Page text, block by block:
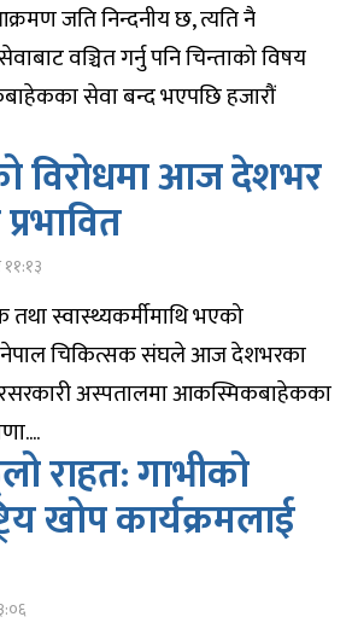
जति निन्दनीय छ, त्यति नै
वञ्चित गर्नु पनि चिन्ताको विषय
सेवा बन्द भएपछि हजारौं
विरोधमा आज देशभर
स्वास्थ्यकर्मीमाथि भएको
नेपाल चिकित्सक संघले आज देशभरका
अस्पतालमा आकस्मिकबाहेकका
राहत: गाभीको
खोप कार्यक्रमलाई